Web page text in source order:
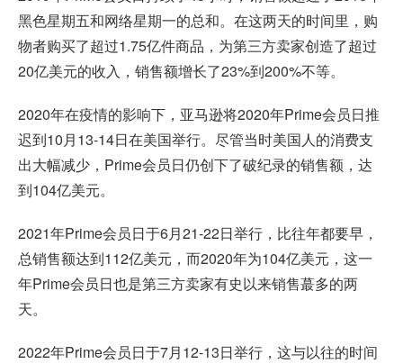
黑色星期五和网络星期一的总和。在这两天的时间里，购
物者购买了超过1.75亿件商品，为第三方卖家创造了超过
20亿美元的收入，销售额增长了23%到200%不等。
2020年在疫情的影响下，亚马逊将2020年Prime会员日推
迟到10月13-14日在美国举行。尽管当时美国人的消费支
出大幅减少，Prime会员日仍创下了破纪录的销售额，达
到104亿美元。
2021年Prime会员日于6月21-22日举行，比往年都要早，
总销售额达到112亿美元，而2020年为104亿美元，这一
年Prime会员日也是第三方卖家有史以来销售蕞多的两
天。
2022年Prime会员日于7月12-13日举行，这与以往的时间